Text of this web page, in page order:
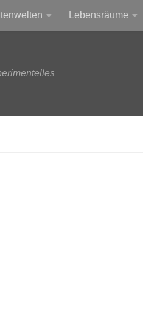
Lebensräume